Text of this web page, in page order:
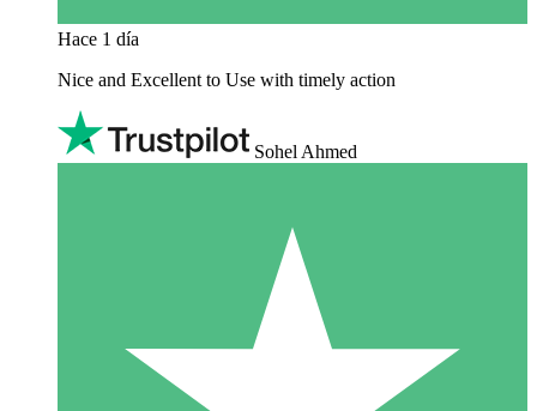
Hace 1 día
Nice and Excellent to Use with timely action
Sohel Ahmed